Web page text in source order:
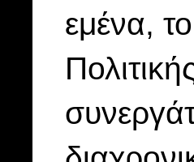
εμένα,